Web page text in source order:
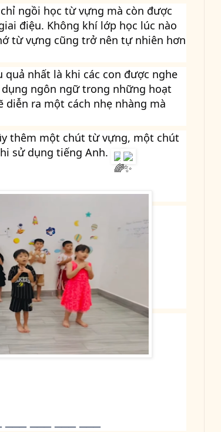
ngồi học từ vựng mà còn được
điệu. Không khí lớp học lúc nào
từ vựng cũng trở nên tự nhiên hơn
nhất là khi các con được nghe
ngôn ngữ trong những hoạt
diễn ra một cách nhẹ nhàng mà
thêm một chút từ vựng, một chút
sử dụng tiếng Anh.